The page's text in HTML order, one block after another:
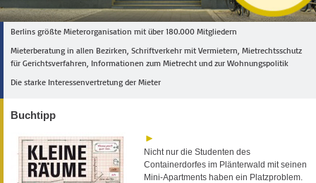
Berlins größte Mieterorganisation mit über 180.000 Mitgliedern
Mieterberatung in allen Bezirken, Schriftverkehr mit Vermietern, Mietrechtsschutz
für Gerichtsverfahren, Informationen zum Mietrecht und zur Wohnungspolitik
Die starke Interessenvertretung der Mieter
Buchtipp
Nicht nur die Studenten des
Containerdorfes im Plänterwald mit seinen
Mini-Apartments haben ein Platzproblem.